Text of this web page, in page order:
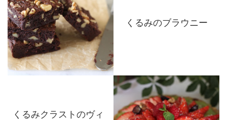
くるみのブラウニー
くるみクラストのヴィ